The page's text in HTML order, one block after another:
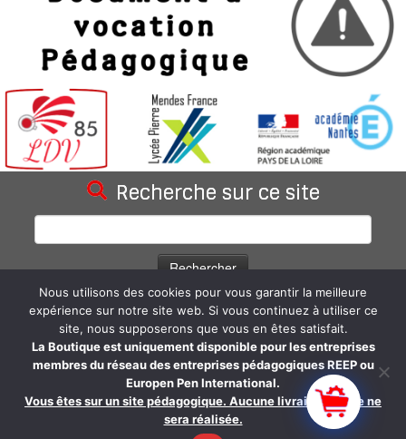
Recherche sur ce site
Statistiques du blog
66 962 visites depuis la création du site.
Les Douceurs Vendéennes SARL - LDV85 Propulsé par
Nous utilisons des cookies pour vous garantir la meilleure
expérience sur notre site web. Si vous continuez à utiliser ce
site, nous supposerons que vous en êtes satisfait.
La Boutique est uniquement disponible pour les entreprises
membres du réseau des entreprises pédagogiques REEP ou
Europen Pen International.
Vous êtes sur un site pédagogique. Aucune livraison réelle ne
sera réalisée.